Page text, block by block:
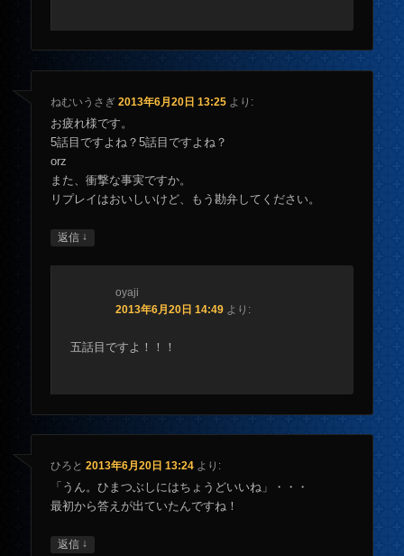
ねむいうさぎ 2013年6月20日 13:25 より:
お疲れ様です。
5話目ですよね？5話目ですよね？
orz
また、衝撃な事実ですか。
リプレイはおいしいけど、もう勘弁してください。
返信 ↓
oyaji
2013年6月20日 14:49 より:
五話目ですよ！！！
ひろと 2013年6月20日 13:24 より:
「うん。ひまつぶしにはちょうどいいね」・・・
最初から答えが出ていたんですね！
返信 ↓